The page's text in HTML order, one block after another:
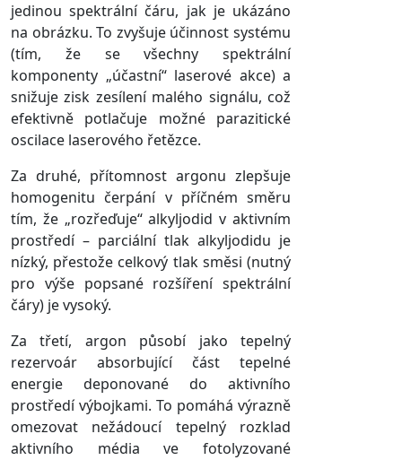
jedinou spektrální čáru, jak je ukázáno
na obrázku. To zvyšuje účinnost systému
(tím, že se všechny spektrální
komponenty „účastní“ laserové akce) a
snižuje zisk zesílení malého signálu, což
efektivně potlačuje možné parazitické
oscilace laserového řetězce.
Za druhé, přítomnost argonu zlepšuje
homogenitu čerpání v příčném směru
tím, že „rozřeďuje“ alkyljodid v aktivním
prostředí – parciální tlak alkyljodidu je
nízký, přestože celkový tlak směsi (nutný
pro výše popsané rozšíření spektrální
čáry) je vysoký.
Za třetí, argon působí jako tepelný
rezervoár absorbující část tepelné
energie deponované do aktivního
prostředí výbojkami. To pomáhá výrazně
omezovat nežádoucí tepelný rozklad
aktivního média ve fotolyzované